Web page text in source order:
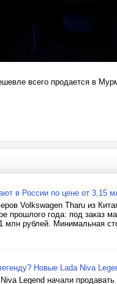
всего продается в
в России по цене от 3,15
Volkswagen Tharu из
прошлого года: под заказ
рублей. Минимальная
Новые Lada Niva
Legend начали